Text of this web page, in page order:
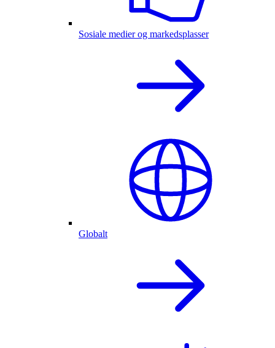
Sosiale medier og markedsplasser
Globalt